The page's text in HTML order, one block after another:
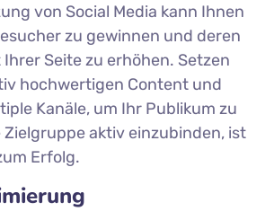
von Social Media kann Ihnen
zu gewinnen und deren
Seite zu erhöhen. Setzen
hochwertigen Content und
Kanäle, um Ihr Publikum zu
aktiv einzubinden, ist
Erfolg.